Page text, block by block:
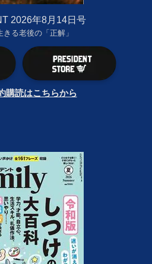
2026年8月14日号
る老後の「正解」
購読はこちらから